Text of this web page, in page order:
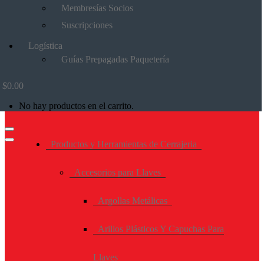
Membresías Socios
Suscripciones
Logística
Guías Prepagadas Paquetería
$0.00
No hay productos en el carrito.
Productos y Herramientas de Cerrajeria
Accesorios para Llaves
Argollas Metálicas
Arillos Plásticos Y Capuchas Para
Llaves